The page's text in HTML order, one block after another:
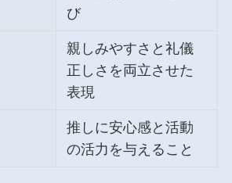
び
親しみやすさと礼儀
正しさを両立させた
表現
推しに安心感と活動
の活力を与えること